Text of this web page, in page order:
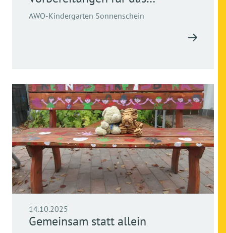
Väterlaternenbasteln
AWO-Kindergarten Sonnenschein
14.10.2025
Gemeinsam statt allein